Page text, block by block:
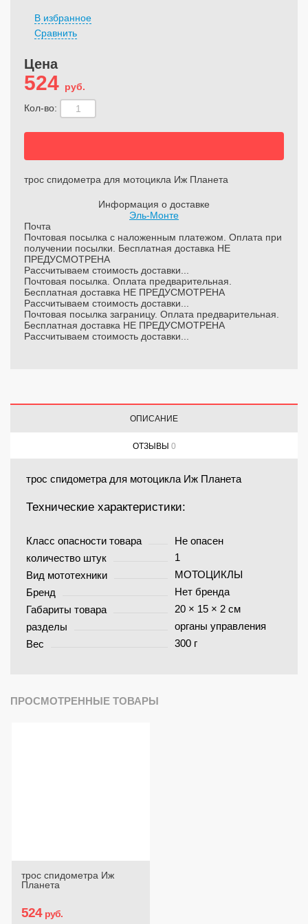
В избранное
Сравнить
Цена
524 руб.
Кол-во:
трос спидометра для мотоцикла Иж Планета
Информация о доставке
Эль-Монте
Почта
Почтовая посылка с наложенным платежом. Оплата при
получении посылки. Бесплатная доставка НЕ
ПРЕДУСМОТРЕНА
Рассчитываем стоимость доставки...
Почтовая посылка. Оплата предварительная.
Бесплатная доставка НЕ ПРЕДУСМОТРЕНА
Рассчитываем стоимость доставки...
Почтовая посылка заграницу. Оплата предварительная.
Бесплатная доставка НЕ ПРЕДУСМОТРЕНА
Рассчитываем стоимость доставки...
ОПИСАНИЕ
ОТЗЫВЫ 0
трос спидометра для мотоцикла Иж Планета
Технические характеристики:
Класс опасности товара
Не опасен
количество штук
1
Вид мототехники
МОТОЦИКЛЫ
Бренд
Нет бренда
Габариты товара
20 × 15 × 2 см
разделы
органы управления
Вес
300 г
ПРОСМОТРЕННЫЕ ТОВАРЫ
трос спидометра Иж
Планета
524 руб.